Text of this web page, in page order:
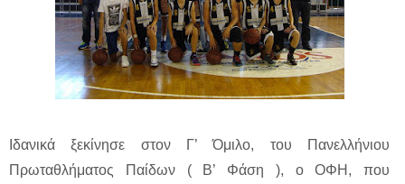
Ιδανικά ξεκίνησε στον Γ’ Όμιλο, του Πανελλήνιου
Πρωταθλήματος Παίδων ( Β’ Φάση ), ο ΟΦΗ, που